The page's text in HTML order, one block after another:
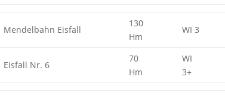
Mendelbahn Eisfall
130
Hm
WI 3
Eisfall Nr. 6
70
Hm
WI
3+